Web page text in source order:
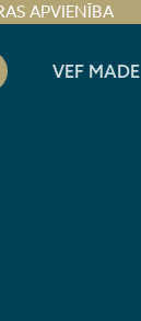
APVIENĪBA
VEF MADE